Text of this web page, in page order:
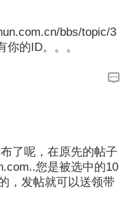
bbs/topic/3
的ID。。。
了呢，在原先的帖子
您是被选中的10
，发帖就可以送领带